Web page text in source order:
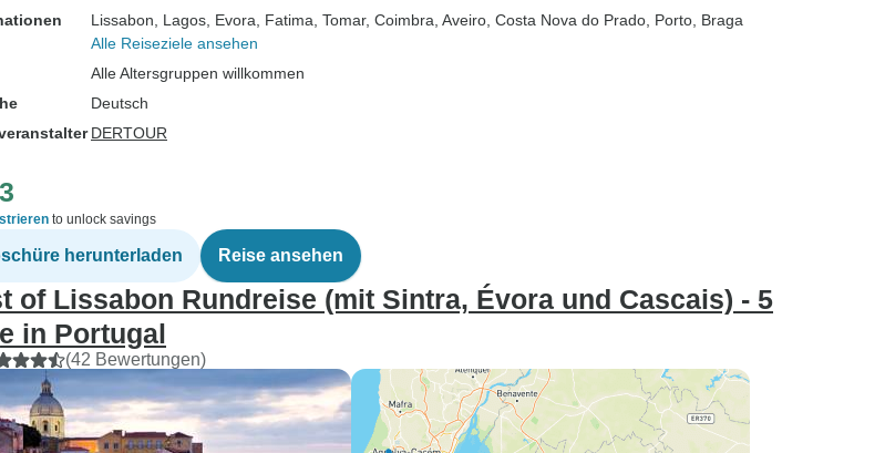
Lissabon , Lagos , Evora , Fatima , Tomar, Coimbra , Aveiro , Costa Nova do Prado , Porto , Braga
Alle Reiseziele ansehen
Alle Altersgruppen willkommen
Deutsch
DERTOUR
to unlock savings
herunterladen Reise ansehen
of Lissabon Rundreise (mit Sintra, Évora und Cascais) - 5
in Portugal
(42 Bewertungen)